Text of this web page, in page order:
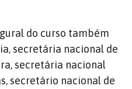
do curso também
secretária nacional de
secretária nacional
secretário nacional de